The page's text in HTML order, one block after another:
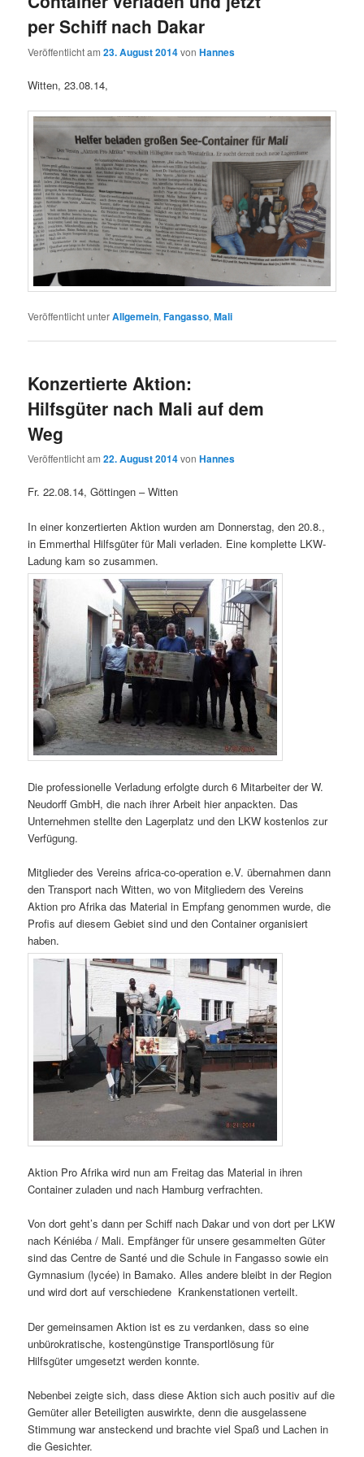
per Schiff nach Dakar
Veröffentlicht am23. August 2014vonHannes
Witten, 23.08.14,
Veröffentlicht unterAllgemein,Fangasso,Mali
Konzertierte Aktion:
Hilfsgüter nach Mali auf dem
Weg
Veröffentlicht am22. August 2014vonHannes
Fr. 22.08.14, Göttingen – Witten
In einer konzertierten Aktion wurden am Donnerstag, den 20.8.,
in Emmerthal Hilfsgüter für Mali verladen. Eine komplette LKW-
Ladung kam so zusammen.
Die professionelle Verladung erfolgte durch 6 Mitarbeiter der W.
Neudorff GmbH, die nach ihrer Arbeit hier anpackten. Das
Unternehmen stellte den Lagerplatz und den LKW kostenlos zur
Verfügung.
Mitglieder des Vereins africa-co-operation e.V. übernahmen dann
den Transport nach Witten, wo von Mitgliedern des Vereins
Aktion pro Afrika das Material in Empfang genommen wurde, die
Profis auf diesem Gebiet sind und den Container organisiert
haben.
Aktion Pro Afrika wird nun am Freitag das Material in ihren
Container zuladen und nach Hamburg verfrachten.
Von dort geht’s dann per Schiff nach Dakar und von dort per LKW
nach Kéniéba / Mali. Empfänger für unsere gesammelten Güter
sind das Centre de Santé und die Schule in Fangasso sowie ein
Gymnasium (lycée) in Bamako. Alles andere bleibt in der Region
und wird dort auf verschiedene Krankenstationen verteilt.
Der gemeinsamen Aktion ist es zu verdanken, dass so eine
unbürokratische, kostengünstige Transportlösung für
Hilfsgüter umgesetzt werden konnte.
Nebenbei zeigte sich, dass diese Aktion sich auch positiv auf die
Gemüter aller Beteiligten auswirkte, denn die ausgelassene
Stimmung war ansteckend und brachte viel Spaß und Lachen in
die Gesichter.